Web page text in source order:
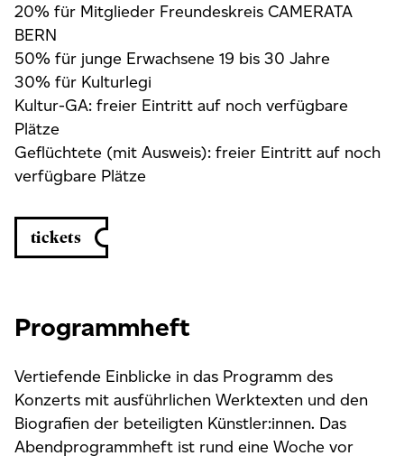
20% für Mitglieder Freundeskreis CAMERATA
BERN
50% für junge Erwachsene 19 bis 30 Jahre
30% für Kulturlegi
Kultur-GA: freier Eintritt auf noch verfügbare
Plätze
Geflüchtete (mit Ausweis): freier Eintritt auf noch
verfügbare Plätze
tickets
Programmheft
Vertiefende Einblicke in das Programm des
Konzerts mit ausführlichen Werktexten und den
Biografien der beteiligten Künstler:innen. Das
Abendprogrammheft ist rund eine Woche vor